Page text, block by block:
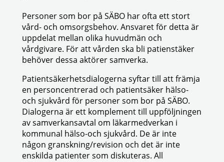
Personer som bor på SÄBO har ofta ett stort
vård- och omsorgsbehov. Ansvaret för detta är
uppdelat mellan olika huvudmän och
vårdgivare. För att vården ska bli patienstäker
behöver dessa aktörer samverka.
Patientsäkerhetsdialogerna syftar till att främja
en personcentrerad och patientsäker hälso-
och sjukvård för personer som bor på SÄBO.
Dialogerna är ett komplement till uppföljningen
av samverkansavtal om läkarmedverkan i
kommunal hälso-och sjukvård. De är inte
någon granskning/revision och det är inte
enskilda patienter som diskuteras. All